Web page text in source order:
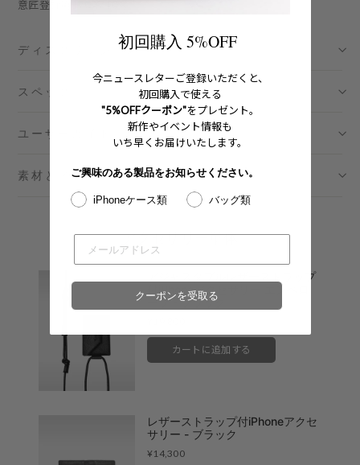
伊勢丹新宿 メンズ館
渋谷スクランブルスクエア店- 在庫 -X
日本橋コレド室町テラス店- 在庫 -X
大阪梅田グランフロント店 - 在庫 -X
六本木ミッドタウン店- 在庫 -X
- 在庫 -
※在庫は前日までの情報です。
※売り切れやお取り置き等で在庫がない場合がございます。
意匠登録第1704740号
ディスクリプション
スペック
ユーザーガイド
素材とメンテナンス
アクセサリー単体
アジャスタブルレザーストラップ
付iPhoneアクセサリー エンベロ
ープ - ブラック
カートに追加する
レザーストラップ付iPhoneアクセ
サリー - ブラック
Price
¥14,300
初回購入 5%OFF
今ニュースレターご登録いただくと、
初回購入で使える
"5%OFFクーポン"をプレゼント。
新作やイベント情報も
いち早くお届けいたします。
ご興味のある製品をお知らせください。
iPhoneケース類 バッグ類
クーポンを受取る